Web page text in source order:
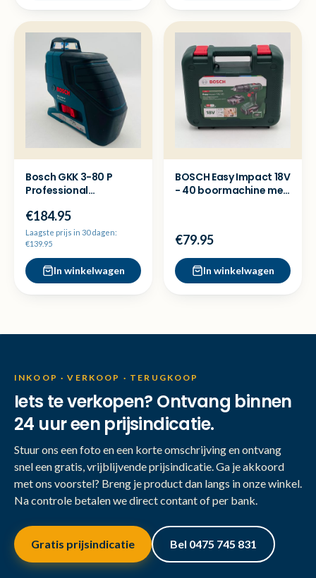
Bosch GKK 3-80 P
Professional
€184.95
Laagste prijs in 30 dagen:
€139.95
In winkelwagen
BOSCH Easy Impact 18V
- 40 boormachine met
€79.95
In winkelwagen
INKOOP · VERKOOP · TERUGKOOP
Iets te verkopen? Ontvang binnen
24 uur een prijsindicatie.
Stuur ons een foto en een korte omschrijving en ontvang
snel een gratis, vrijblijvende prijsindicatie. Ga je akkoord
met ons voorstel? Breng je product dan langs in onze winkel.
Na controle betalen we direct contant of per bank.
Gratis prijsindicatie Bel 0475 745 831